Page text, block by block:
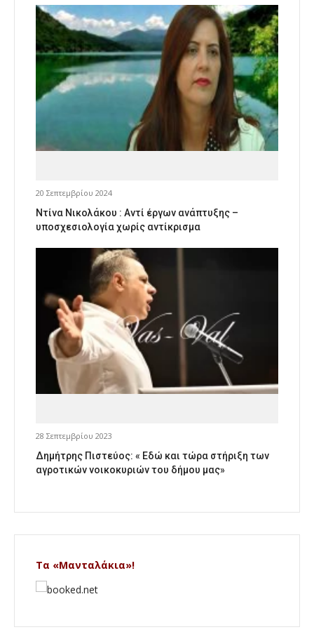
20 Σεπτεμβρίου 2024
Ντίνα Νικολάκου : Αντί έργων ανάπτυξης –
υποσχεσιολογία χωρίς αντίκρισμα
28 Σεπτεμβρίου 2023
Δημήτρης Πιστεύος: « Εδώ και τώρα στήριξη των
αγροτικών νοικοκυριών του δήμου μας»
Τα «Μανταλάκια»!